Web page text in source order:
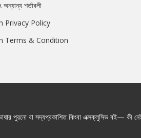
শর্তাবলী
Privacy Policy
Terms & Condition
পুরনো বা সদ্যপ্রকাশিত কিংবা এক্সক্লুসিভ বই—